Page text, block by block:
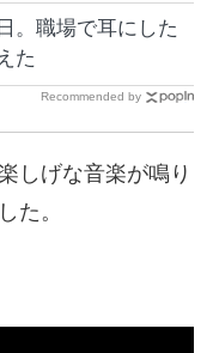
。職場で耳にした
た
Recommended by
しげな音楽が鳴り
た。